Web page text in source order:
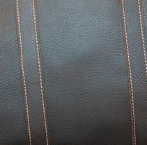
sấu
Trống Da Thật